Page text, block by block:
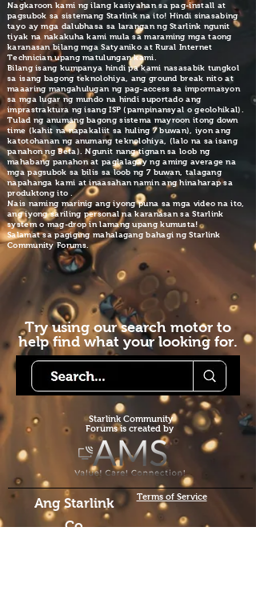
Nagkaroon kami ng ilang kasiyahan sa pag-install at
pagsubok sa sistemang Starlink na ito! Hindi sinasabing
tayo ay mga dalubhasa sa larangan ng Starlink ngunit
tiyak na nakakuha kami mula sa maraming mga taong
karanasan bilang mga Satyaniko at Rural Internet
Technician upang matulungan kami.
Bilang isang kumpanya hindi pa kami nasasabik tungkol
sa isang bagong teknolohiya, ang ground break nito at
maaaring mangahulugan ng pag-access sa impormasyon
sa mga lugar ng mundo na hindi suportado ang
imprastraktura ng isang ISP (pampinansyal o geolohikal).
Tulad ng anumang bagong sistema mayroon itong down
time (kahit na napakaliit sa huling 7 buwan), iyon ang
katotohanan ng anumang teknolohiya, (lalo na sa isang
panahon ng Beta). Ngunit nang tignan sa loob ng
mahabang panahon at paglalagay ng aming average na
mga pagsubok sa bilis sa loob ng 7 buwan, talagang
napahanga kami at inaasahan namin ang hinaharap sa
produktong ito
Nais naming marinig ang iyong puna sa mga video na ito,
ang iyong sariling personal na karanasan sa Starlink
system o mag-drop in lamang upang kumusta!
Salamat sa pagiging mahalagang bahagi ng Starlink
Community Forums.
Try using our search motor to
help find what your looking for.
Starlink Community
Forums is created by
Ang Starlink
Co
Terms of Service